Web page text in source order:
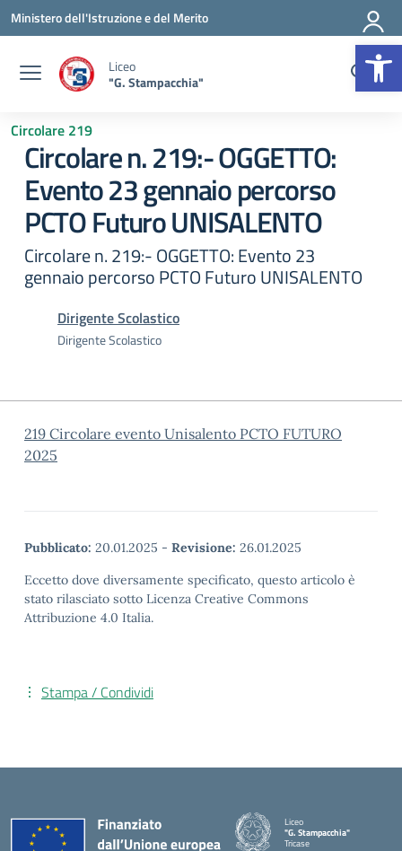
Vai ai contenuti
Vai al menu di navigazione
Vai al footer
Ministero dell'Istruzione e del Merito
Liceo
"G. Stampacchia"
Circolare 219
Circolare n. 219:- OGGETTO:
Evento 23 gennaio percorso
PCTO Futuro UNISALENTO
Circolare n. 219:- OGGETTO: Evento 23
gennaio percorso PCTO Futuro UNISALENTO
Dirigente Scolastico
Dirigente Scolastico
219 Circolare evento Unisalento PCTO FUTURO
2025
Pubblicato: 20.01.2025 - Revisione: 26.01.2025
Eccetto dove diversamente specificato, questo articolo è
stato rilasciato sotto Licenza Creative Commons
Attribuzione 4.0 Italia.
Stampa / Condividi
Liceo
"G. Stampacchia"
Tricase